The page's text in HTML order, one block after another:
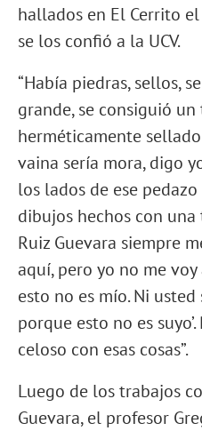
hallados en El Cerrito
se los confió a la UCV.
“Había piedras, sellos,
grande, se consiguió
herméticamente
vaina sería mora, digo
los lados de ese
dibujos hechos con
Ruiz Guevara siempre
aquí, pero yo no me
esto no es mío. Ni
porque esto no es
celoso con esas cosas”.
Luego de los trabajos
Guevara, el profesor